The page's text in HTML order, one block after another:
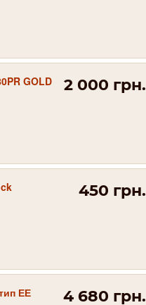
GOLD 2 000 грн.
450 грн.
ЕЕ 4 680 грн.